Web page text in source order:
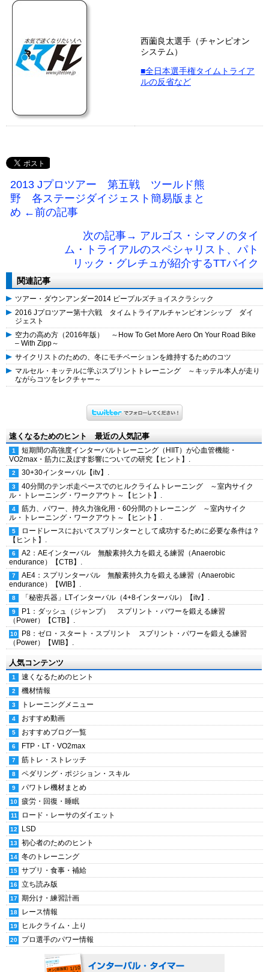
西薗良太選手（チャンピオン
システム）
■全日本選手権タイムトライア
ルの反省など
2013 Jプロツアー 第五戦 ツールド熊
野 各ステージダイジェスト簡易版まと
め ←前の記事
次の記事→ アルゴス・シマノのタイ
ム・トライアルのスペシャリスト、パト
リック・グレチュが紹介するTTバイク
関連記事
ツアー・ダウンアンダー2014 ピープルズチョイスクラシック
2016 Jプロツアー第十六戦 タイムトライアルチャンピオンシップ ダイ
ジェスト
空力の高め方（2016年版） ～How To Get More Aero On Your Road Bike
– With Zipp～
サイクリストのための、冬にモチベーションを維持するためのコツ
マルセル・キッテルに学ぶスプリントトレーニング ～キッテル本人が走り
ながらコツをレクチャー～
速くなるためのヒント 最近の人気記事
短期間の高強度インターバルトレーニング（HIIT）が心血管機能・
VO2max・筋力に及ぼす影響についての研究【ヒント】.
30+30インターバル【itv】.
40分間のテンポ走ペースでのヒルクライムトレーニング ～室内サイク
ル・トレーニング・ワークアウト～【ヒント】.
筋力、パワー、持久力強化用・60分間のトレーニング ～室内サイク
ル・トレーニング・ワークアウト～【ヒント】.
ロードレースにおいてスプリンターとして成功するために必要な条件は？
【ヒント】.
A2：AEインターバル 無酸素持久力を鍛える練習（Anaerobic
endurance）【CTB】.
AE4：スプリンターバル 無酸素持久力を鍛える練習（Anaerobic
endurance）【WIB】.
「秘密兵器」LTインターバル（4+8インターバル）【itv】.
P1：ダッシュ（ジャンプ） スプリント・パワーを鍛える練習
（Power）【CTB】.
P8：ゼロ・スタート・スプリント スプリント・パワーを鍛える練習
（Power）【WIB】.
人気コンテンツ
速くなるためのヒント
機材情報
トレーニングメニュー
おすすめ動画
おすすめブログ一覧
FTP・LT・VO2max
筋トレ・ストレッチ
ペダリング・ポジション・スキル
パワトレ機材まとめ
疲労・回復・睡眠
ロード・レーサのダイエット
LSD
初心者のためのヒント
冬のトレーニング
サプリ・食事・補給
立ち読み版
期分け・練習計画
レース情報
ヒルクライム・上り
プロ選手のパワー情報